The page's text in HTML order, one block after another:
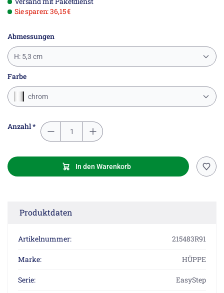
Sie sparen: 36,15 €
Abmessungen
H: 5,3 cm
Farbe
chrom
Anzahl *
In den Warenkorb
Produktdaten
Artikelnummer: 215483R91
Marke: HÜPPE
Serie: EasyStep